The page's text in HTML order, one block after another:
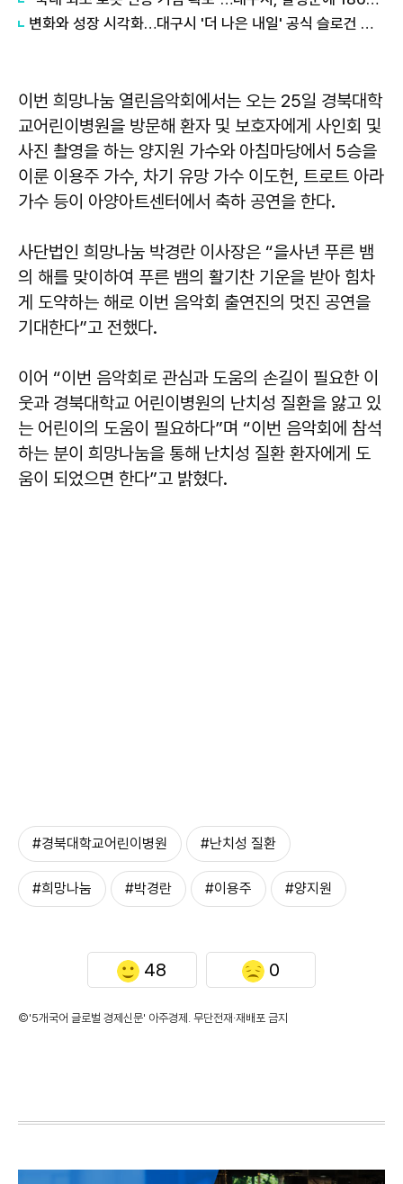
변화와 성장 시각화…대구시 '더 나은 내일' 공식 슬로건 디자인 공개
이번 희망나눔 열린음악회에서는 오는 25일 경북대학
교어린이병원을 방문해 환자 및 보호자에게 사인회 및
사진 촬영을 하는 양지원 가수와 아침마당에서 5승을
이룬 이용주 가수, 차기 유망 가수 이도헌, 트로트 아라
가수 등이 아양아트센터에서 축하 공연을 한다.
사단법인 희망나눔 박경란이사장은 “을사년 푸른 뱀
의 해를 맞이하여 푸른 뱀의 활기찬 기운을 받아 힘차
게 도약하는 해로 이번 음악회 출연진의 멋진 공연을
기대한다”고 전했다.
이어 “이번 음악회로 관심과 도움의 손길이 필요한 이
웃과 경북대학교 어린이병원의 난치성 질환을 앓고 있
는 어린이의 도움이 필요하다”며 “이번 음악회에 참석
하는 분이 희망나눔을 통해 난치성 질환 환자에게 도
움이 되었으면 한다”고 밝혔다.
#경북대학교어린이병원 #난치성 질환
#희망나눔 #박경란 #이용주 #양지원
48 0
©'5개국어 글로벌 경제신문' 아주경제. 무단전재·재배포 금지